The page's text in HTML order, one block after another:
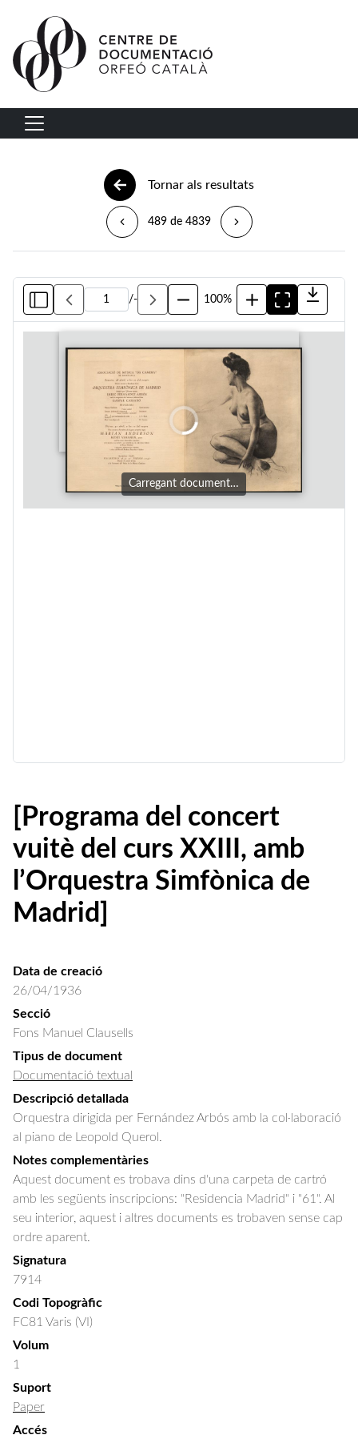
Vés al contingut
Navegació principal
Tornar als resultats
489 de 4839
/- 100%
Carregant document…
[Programa del concert
vuitè del curs XXIII, amb
l’Orquestra Simfònica de
Madrid]
Data de creació
26/04/1936
Secció
Fons Manuel Clausells
Tipus de document
Documentació textual
Descripció detallada
Orquestra dirigida per Fernández Arbós amb la col·laboració
al piano de Leopold Querol.
Notes complementàries
Aquest document es trobava dins d'una carpeta de cartró
amb les següents inscripcions: "Residencia Madrid" i "61". Al
seu interior, aquest i altres documents es trobaven sense cap
ordre aparent.
Signatura
7914
Codi Topogràfic
FC81 Varis (VI)
Volum
1
Suport
Paper
Accés